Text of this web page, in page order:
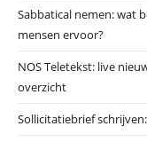
Sabbatical nemen: wat
mensen ervoor?
NOS Teletekst: live
overzicht
Sollicitatiebrief